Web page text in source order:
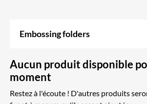
Embossing folders
Aucun produit disponible
moment
Restez à l'écoute ! D'autres produits